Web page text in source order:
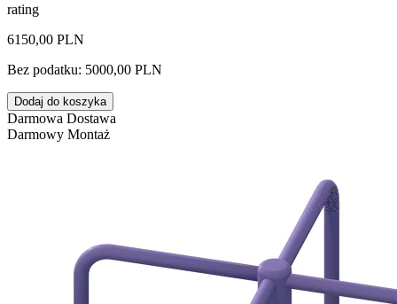
rating
6150,00 PLN
Bez podatku: 5000,00 PLN
Dodaj do koszyka
Darmowa Dostawa
Darmowy Montaż